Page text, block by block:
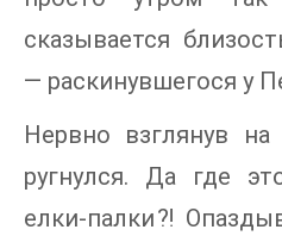
сказывается
— раскинувшегося у
Нервно взглянув
ругнулся. Да где
елки-палки⁈